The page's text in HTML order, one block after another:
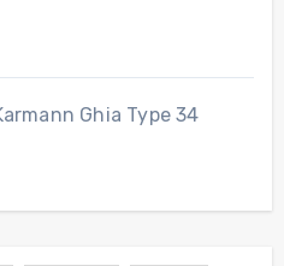
Ghia Type 34